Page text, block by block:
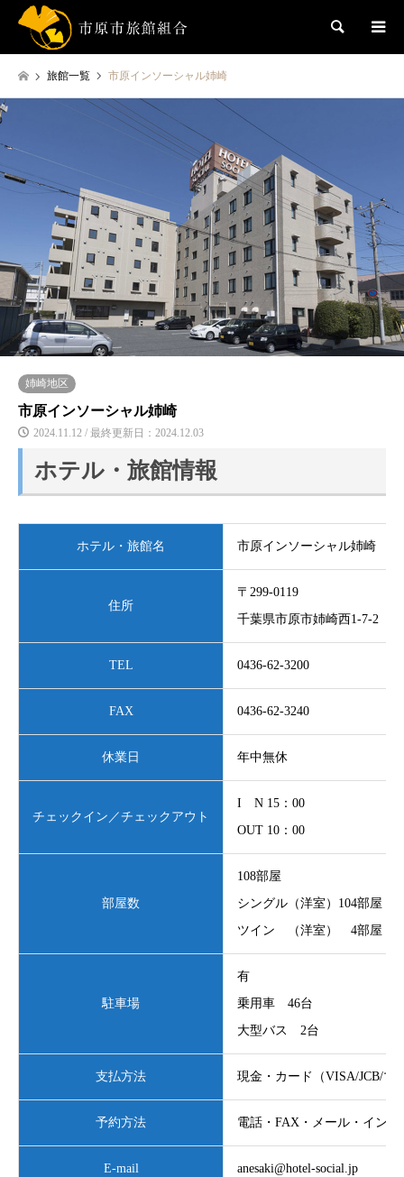
検索
旅館一覧 市原インソーシャル姉崎
姉崎地区
市原インソーシャル姉崎
2024.11.12 / 最終更新日：2024.12.03
ホテル・旅館情報
ホテル・旅館名 市原インソーシャル姉崎
住所
〒299-0119
千葉県市原市姉崎西1-7-2
TEL 0436-62-3200
FAX 0436-62-3240
休業日 年中無休
チェックイン／チェックアウト
I N 15：00
OUT 10：00
部屋数
108部屋
シングル（洋室）104部屋
ツイン （洋室） 4部屋
駐車場
有
乗用車 46台
大型バス 2台
支払方法 現金・カード（VISA/JCB/マ
予約方法 電話・FAX・メール・イン
E-mail anesaki@hotel-social.jp